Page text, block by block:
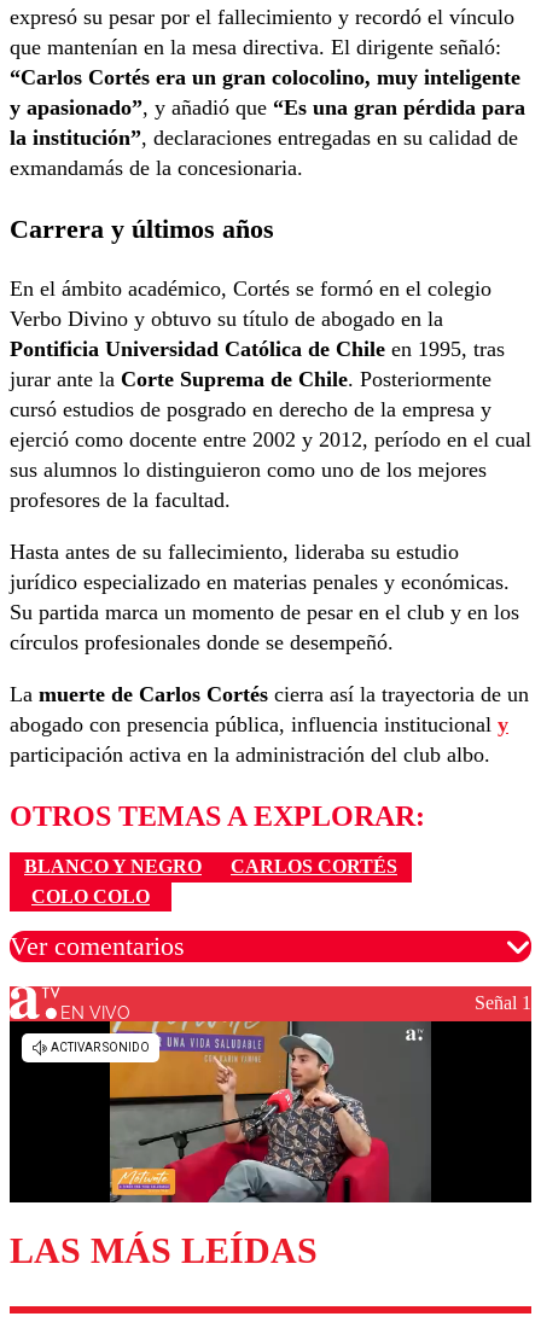
expresó su pesar por el fallecimiento y recordó el vínculo
que mantenían en la mesa directiva. El dirigente señaló:
“Carlos Cortés era un gran colocolino, muy inteligente
y apasionado”, y añadió que “Es una gran pérdida para
la institución”, declaraciones entregadas en su calidad de
exmandamás de la concesionaria.
Carrera y últimos años
En el ámbito académico, Cortés se formó en el colegio
Verbo Divino y obtuvo su título de abogado en la
Pontificia Universidad Católica de Chile en 1995, tras
jurar ante la Corte Suprema de Chile. Posteriormente
cursó estudios de posgrado en derecho de la empresa y
ejerció como docente entre 2002 y 2012, período en el cual
sus alumnos lo distinguieron como uno de los mejores
profesores de la facultad.
Hasta antes de su fallecimiento, lideraba su estudio
jurídico especializado en materias penales y económicas.
Su partida marca un momento de pesar en el club y en los
círculos profesionales donde se desempeñó.
La muerte de Carlos Cortés cierra así la trayectoria de un
abogado con presencia pública, influencia institucional y
participación activa en la administración del club albo.
OTROS TEMAS A EXPLORAR:
BLANCO Y NEGRO
CARLOS CORTÉS
COLO COLO
Ver comentarios
Los comentarios son moderados para garantizar un
diálogo respetuoso.
Enviar comentario
EN VIVO Señal 1
LAS MÁS LEÍDAS